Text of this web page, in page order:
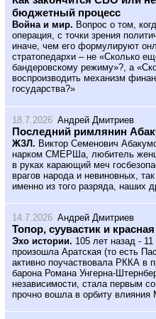
бюджетный процесс
Война и мир. Вопрос о том,
операция, с точки зрения
иначе, чем его формулируют
стратопедархи – не «Сколько
бандеровскому режиму»?, а
воспроизводить механизм
государства?»
18.7.2026 Андрей Дмитриев
Последний римлянин
ЖЗЛ. Виктор Семенович
нарком СМЕРШа, любитель
в руках карающий меч
врагов народа и невиновных,
именно из того разряда, наших
14.7.2026 Андрей Дмитриев
Топор, суувастик и
Эхо истории. 105 лет назад -
произошла Аратская (то есть
активно поучаствовала РККА в
барона Романа Унгерна-
независимости, стала первым
прочно вошла в орбиту влияния